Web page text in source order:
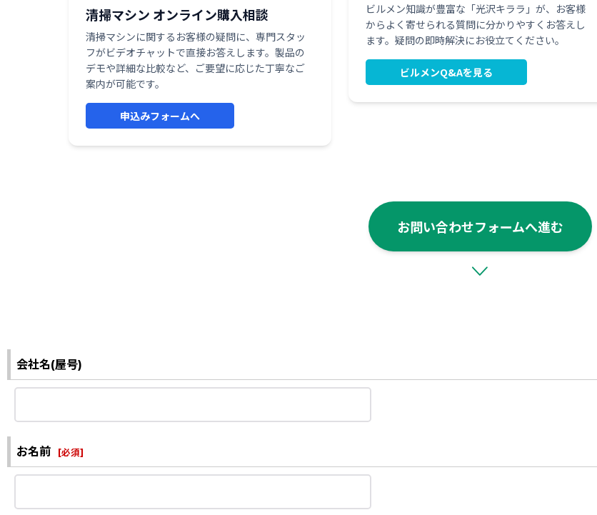
清掃マシン オンライン購入相談
清掃マシンに関するお客様の疑問に、専門スタッ
フがビデオチャットで直接お答えします。製品の
デモや詳細な比較など、ご要望に応じた丁寧なご
案内が可能です。
申込みフォームへ
ビルメン知識が豊富な「光沢キララ」が、お客様
からよく寄せられる質問に分かりやすくお答えし
ます。疑問の即時解決にお役立てください。
ビルメンQ&Aを見る
お問い合わせフォームへ進む
会社名(屋号)
お名前 [必須]